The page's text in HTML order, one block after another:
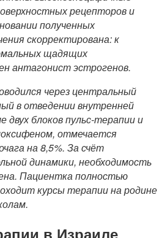
рецепторов и
полученных
скорректирована: к
щадящих
антагонист эстрогенов.
через центральный
в отведении внутренней
двух блоков пульс-терапии и
отмечается
на 8,5%. За счёт
динамики, необходимость
Пациентка полностью
курсы терапии на родине
в Израиле